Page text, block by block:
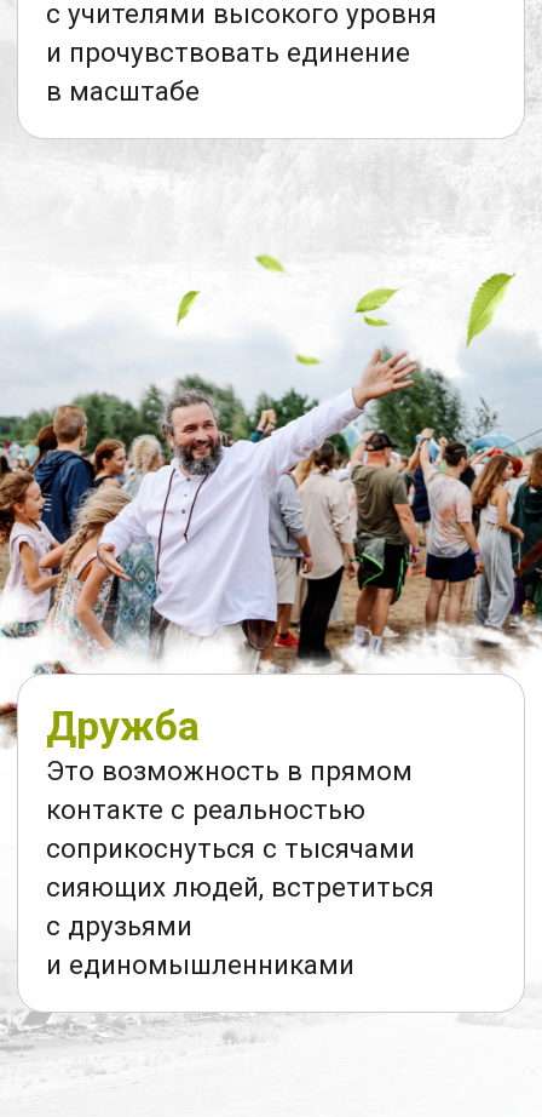
и ощутить единую большую,
и разумом людей
Природа
Живописные виды, свежий воздух
и волжские просторы
Люди
участнников и единомышленников
Практики
Широкий выбор направлений на
Протока — это...